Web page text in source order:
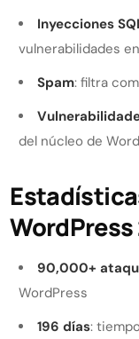
Inyecciones
vulnerabilidades
Spam: filtra
del núcleo de
90,000+
WordPress
196 días: